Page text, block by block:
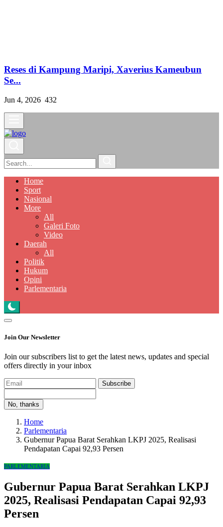
Reses di Kampung Maripi, Xaverius Kameubun
Se...
Jun 4, 2026 432
Home
Sport
Nasional
More
All
Galeri Foto
Video
Daerah
All
Politik
Hukum
Opini
Parlementaria
Join Our Newsletter
Join our subscribers list to get the latest news, updates and special
offers directly in your inbox
Subscribe
No, thanks
Home
Parlementaria
Gubernur Papua Barat Serahkan LKPJ 2025, Realisasi
Pendapatan Capai 92,93 Persen
PARLEMENTARIA
Gubernur Papua Barat Serahkan LKPJ
2025, Realisasi Pendapatan Capai 92,93
Persen